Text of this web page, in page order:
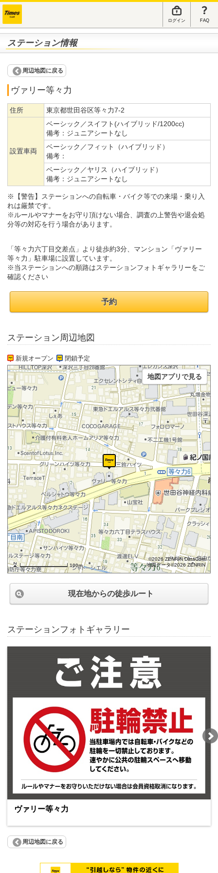
ログイン FAQ
ステーション情報
周辺地図に戻る
ヴァリー等々力
住所 東京都世田谷区等々力7-2
設置車両
ベーシック／スイフト(ハイブリッド/1200cc)
備考： ジュニアシートなし
ベーシック／フィット（ハイブリッド）
備考：
ベーシック／ヤリス（ハイブリッド）
備考： ジュニアシートなし
※【警告】ステーションへの自転車・バイク等での来場・乗り入
れは厳禁です。
※ルールやマナーをお守り頂けない場合、調査の上警告や退会処
分等の対応を行う場合があります。
「等々力六丁目交差点」より徒歩約3分、マンション「ヴァリー
等々力」駐車場に設置しています。
※当ステーションへの順路はステーションフォトギャラリーをご
確認ください
予約
ステーション周辺地図
新規オープン 閉鎖予定
100m
©2026 ZENRIN DataCom
地図データ©2026 ZENRIN
地図アプリで見る
現在地からの徒歩ルート
ステーションフォトギャラリー
ヴァリー等々力
周辺地図に戻る